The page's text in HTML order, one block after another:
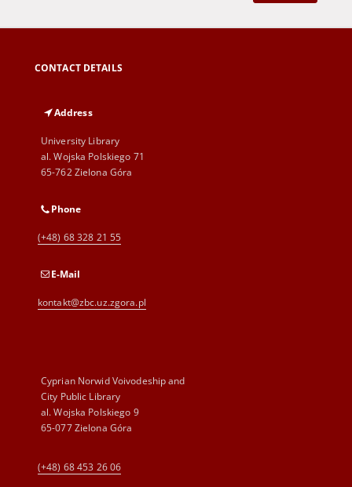
CONTACT DETAILS
Address
University Library
al. Wojska Polskiego 71
65-762 Zielona Góra
Phone
(+48) 68 328 21 55
E-Mail
kontakt@zbc.uz.zgora.pl
Cyprian Norwid Voivodeship and
City Public Library
al. Wojska Polskiego 9
65-077 Zielona Góra
(+48) 68 453 26 06